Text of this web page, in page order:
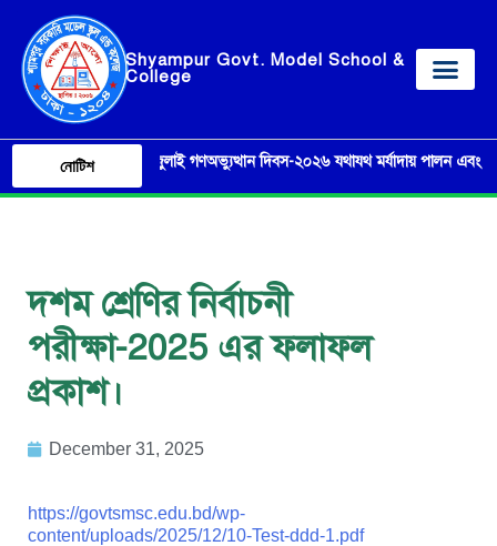
Shyampur Govt. Model School &
College
নোটিশ
০৫ আগষ্ট ‘জুলাই গণঅভ্যুত্থান দিবস-২০২৬ যথাযথ মর্যাদায় পালন এবং এ লক্ষ্যে
দশম শ্রেণির নির্বাচনী
পরীক্ষা-2025 এর ফলাফল
প্রকাশ।
December 31, 2025
https://govtsmsc.edu.bd/wp-
content/uploads/2025/12/10-Test-ddd-1.pdf